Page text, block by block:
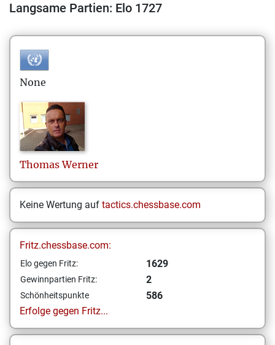
Langsame Partien: Elo 1727
None
Thomas Werner
Keine Wertung auf tactics.chessbase.com
Fritz.chessbase.com:
Elo gegen Fritz: 1629
Gewinnpartien Fritz: 2
Schönheitspunkte
586
Erfolge gegen Fritz...